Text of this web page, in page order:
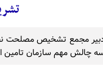
تشریح 3 چالش مهم
مجمع تشخیص مصلحت
چالش مهم سازمان تامین